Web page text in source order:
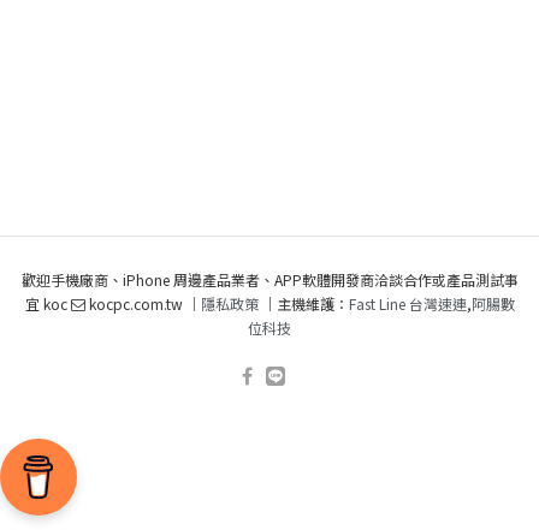
歡迎手機廠商、iPhone 周邊產品業者、APP軟體開發商洽談合作或產品測試事
宜 koc
kocpc.com.tw ｜ 隱私政策｜主機維護： Fast Line 台灣速連,阿腸數
位科技